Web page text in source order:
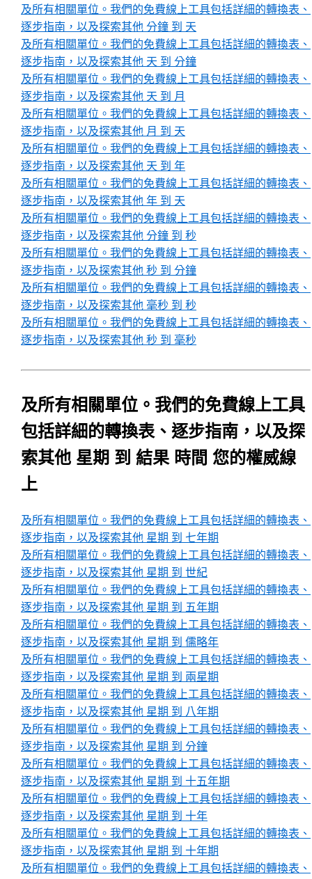
及所有相關單位。我們的免費線上工具包括詳細的轉換表、
逐步指南，以及探索其他 分鐘 到 天
及所有相關單位。我們的免費線上工具包括詳細的轉換表、
逐步指南，以及探索其他 天 到 分鐘
及所有相關單位。我們的免費線上工具包括詳細的轉換表、
逐步指南，以及探索其他 天 到 月
及所有相關單位。我們的免費線上工具包括詳細的轉換表、
逐步指南，以及探索其他 月 到 天
及所有相關單位。我們的免費線上工具包括詳細的轉換表、
逐步指南，以及探索其他 天 到 年
及所有相關單位。我們的免費線上工具包括詳細的轉換表、
逐步指南，以及探索其他 年 到 天
及所有相關單位。我們的免費線上工具包括詳細的轉換表、
逐步指南，以及探索其他 分鐘 到 秒
及所有相關單位。我們的免費線上工具包括詳細的轉換表、
逐步指南，以及探索其他 秒 到 分鐘
及所有相關單位。我們的免費線上工具包括詳細的轉換表、
逐步指南，以及探索其他 毫秒 到 秒
及所有相關單位。我們的免費線上工具包括詳細的轉換表、
逐步指南，以及探索其他 秒 到 毫秒
及所有相關單位。我們的免費線上工具
包括詳細的轉換表、逐步指南，以及探
索其他 星期 到 結果 時間 您的權威線
上
及所有相關單位。我們的免費線上工具包括詳細的轉換表、
逐步指南，以及探索其他 星期 到 七年期
及所有相關單位。我們的免費線上工具包括詳細的轉換表、
逐步指南，以及探索其他 星期 到 世紀
及所有相關單位。我們的免費線上工具包括詳細的轉換表、
逐步指南，以及探索其他 星期 到 五年期
及所有相關單位。我們的免費線上工具包括詳細的轉換表、
逐步指南，以及探索其他 星期 到 儒略年
及所有相關單位。我們的免費線上工具包括詳細的轉換表、
逐步指南，以及探索其他 星期 到 兩星期
及所有相關單位。我們的免費線上工具包括詳細的轉換表、
逐步指南，以及探索其他 星期 到 八年期
及所有相關單位。我們的免費線上工具包括詳細的轉換表、
逐步指南，以及探索其他 星期 到 分鐘
及所有相關單位。我們的免費線上工具包括詳細的轉換表、
逐步指南，以及探索其他 星期 到 十五年期
及所有相關單位。我們的免費線上工具包括詳細的轉換表、
逐步指南，以及探索其他 星期 到 十年
及所有相關單位。我們的免費線上工具包括詳細的轉換表、
逐步指南，以及探索其他 星期 到 十年期
及所有相關單位。我們的免費線上工具包括詳細的轉換表、